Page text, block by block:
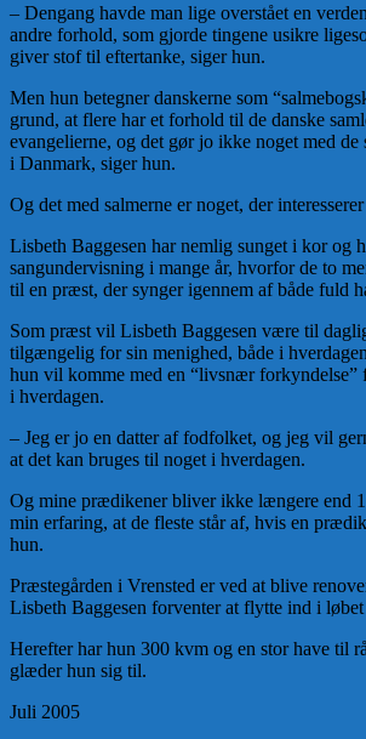
– Dengang havde man lige overstået en
andre forhold, som gjorde tingene usikre
giver stof til eftertanke, siger hun.
Men hun betegner danskerne som
grund, at flere har et forhold til de danske
evangelierne, og det gør jo ikke noget med de
i Danmark, siger hun.
Og det med salmerne er noget, der
Lisbeth Baggesen har nemlig sunget i kor og
sangundervisning i mange år, hvorfor de to
til en præst, der synger igennem af både fuld
Som præst vil Lisbeth Baggesen være til
tilgængelig for sin menighed, både i
hun vil komme med en “livsnær forkyndelse”
i hverdagen.
– Jeg er jo en datter af fodfolket, og jeg vil
at det kan bruges til noget i hverdagen.
Og mine prædikener bliver ikke længere end
min erfaring, at de fleste står af, hvis en
hun.
Præstegården i Vrensted er ved at blive
Lisbeth Baggesen forventer at flytte ind i løbet
Herefter har hun 300 kvm og en stor have til
glæder hun sig til.
Juli 2005